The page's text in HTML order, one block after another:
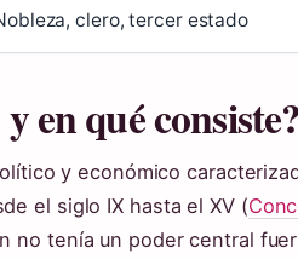
clero, tercer estado
en qué consiste?
y económico
el siglo IX hasta el XV (
no tenía un poder central